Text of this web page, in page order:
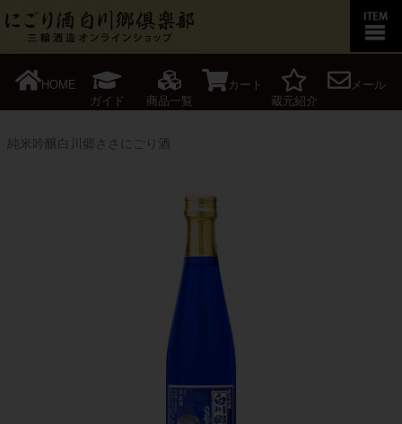
HOME
ガイド
商品一覧
カート
蔵元紹介
メール
純米吟醸白川郷ささにごり酒